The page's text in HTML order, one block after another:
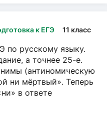
к ЕГЭ 11 класс
по русскому языку.
а точнее 25-е.
(антиномическую
ни мёртвый». Теперь
в ответе